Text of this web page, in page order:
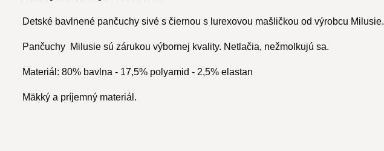
Detské bavlnené pančuchy sivé s čiernou s lurexovou mašličkou od výrobcu Milusie.
Pančuchy Milusie sú zárukou výbornej kvality. Netlačia, nežmolkujú sa.
Materiál: 80% bavlna - 17,5% polyamid - 2,5% elastan
Mäkký a príjemný materiál.